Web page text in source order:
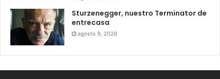
Sturzenegger, nuestro Terminator de
entrecasa
agosto 9, 2026